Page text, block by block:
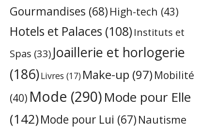
Gourmandises (68) High-tech (43)
Hotels et Palaces (108) Instituts et
Spas (33) Joaillerie et horlogerie
(186)Livres (17) Make-up (97) Mobilité
(40) Mode (290)Mode pour Elle
(142)Mode pour Lui (67) Nautisme